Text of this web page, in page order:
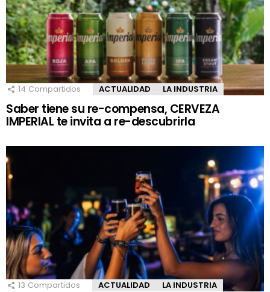
14 Compartidos ACTUALIDAD LA INDUSTRIA
Saber tiene su re-compensa, CERVEZA
IMPERIAL te invita a re-descubrirla
13 Compartidos ACTUALIDAD LA INDUSTRIA